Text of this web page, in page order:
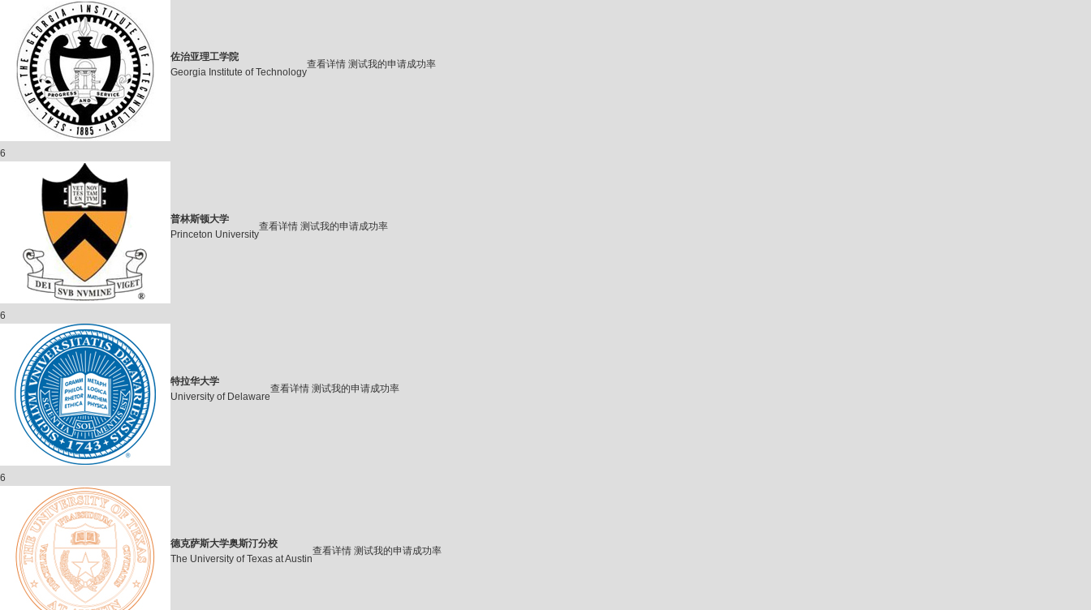
佐治亚理工学院
Georgia Institute of Technology
查看详情 测试我的申请成功率
6
普林斯顿大学
Princeton University
查看详情 测试我的申请成功率
6
特拉华大学
University of Delaware
查看详情 测试我的申请成功率
6
德克萨斯大学奥斯汀分校
The University of Texas at Austin
查看详情 测试我的申请成功率